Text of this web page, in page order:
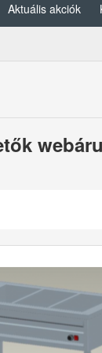
Aktuális akciók